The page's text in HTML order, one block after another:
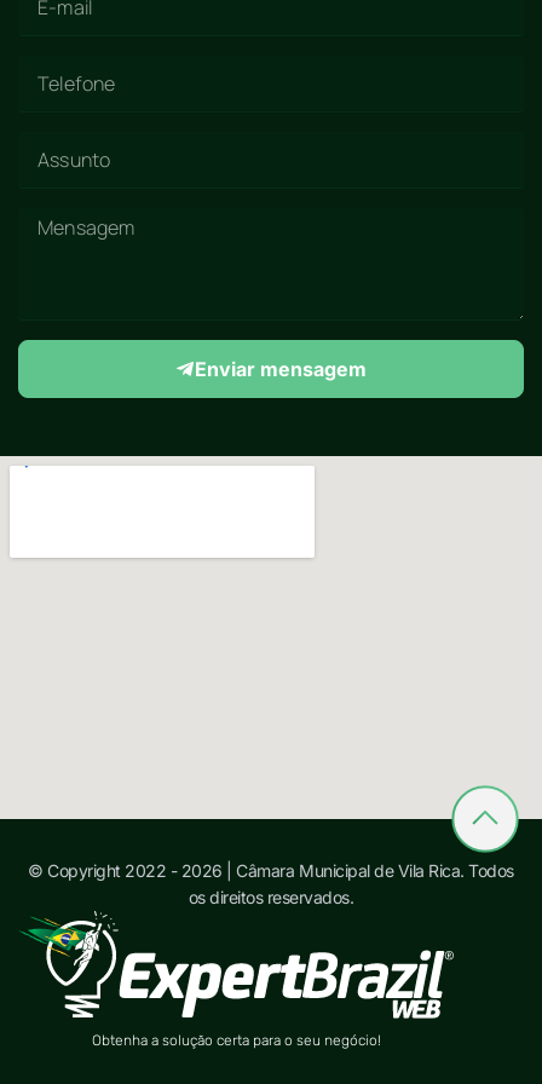
Enviar mensagem
© Copyright 2022 - 2026 | Câmara Municipal de Vila Rica. Todos
os direitos reservados.
Obtenha a solução certa para o seu negócio!